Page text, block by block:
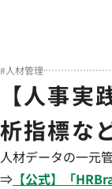
#人材管理
【人事
析指標な
人材データの一元
⇒ 【公式】「